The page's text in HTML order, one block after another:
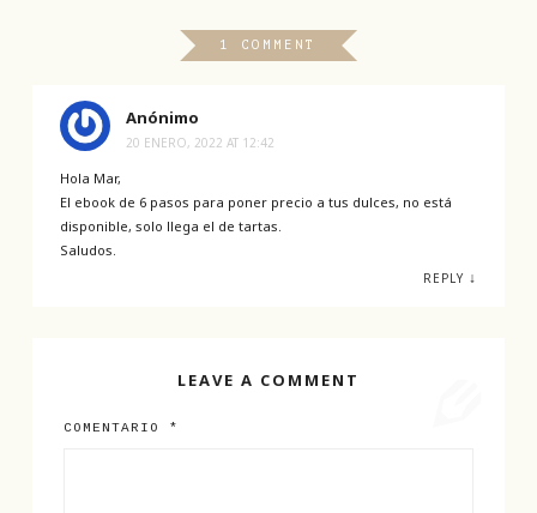
1 COMMENT
Anónimo
20 ENERO, 2022 AT 12:42
Hola Mar,
El ebook de 6 pasos para poner precio a tus dulces, no está
disponible, solo llega el de tartas.
Saludos.
REPLY ↓
LEAVE A COMMENT
COMENTARIO *